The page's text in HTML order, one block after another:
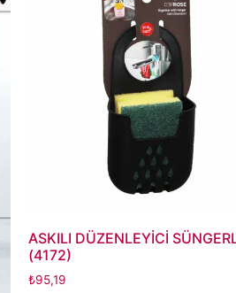
ASKILI DÜZENLEYİCİ
(4172)
₺95,19